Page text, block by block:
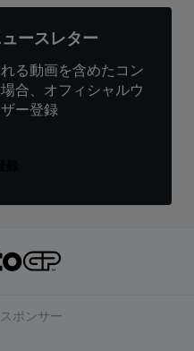
ースレター
る動画を含めたコン
合、オフィシャルウ
ー登録
ポンサー